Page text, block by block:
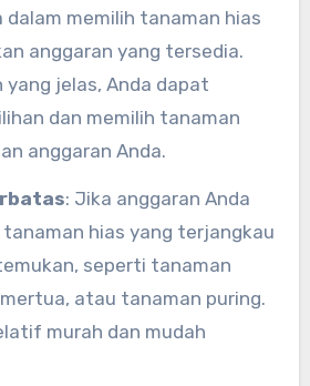
dalam memilih tanaman hias
anggaran yang tersedia.
yang jelas, Anda dapat
dan memilih tanaman
anggaran Anda.
: Jika anggaran Anda
hias yang terjangkau
seperti tanaman
atau tanaman puring.
murah dan mudah